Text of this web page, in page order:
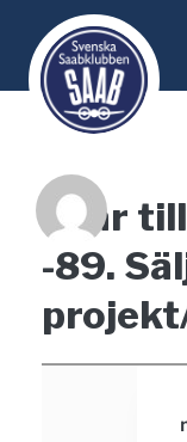
content
Svar
-89.